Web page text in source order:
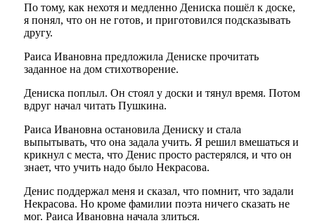
По тому, как нехотя и медленно Дениска пошёл к доске,
я понял, что он не готов, и приготовился подсказывать
другу.
Раиса Ивановна предложила Дениске прочитать
заданное на дом стихотворение.
Дениска поплыл. Он стоял у доски и тянул время. Потом
вдруг начал читать Пушкина.
Раиса Ивановна остановила Дениску и стала
выпытывать, что она задала учить. Я решил вмешаться и
крикнул с места, что Денис просто растерялся, и что он
знает, что учить надо было Некрасова.
Денис поддержал меня и сказал, что помнит, что задали
Некрасова. Но кроме фамилии поэта ничего сказать не
мог. Раиса Ивановна начала злиться.